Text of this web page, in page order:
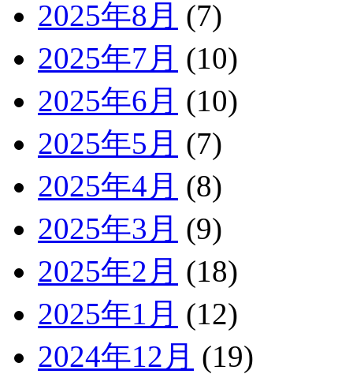
2025年8月 (7)
2025年7月 (10)
2025年6月 (10)
2025年5月 (7)
2025年4月 (8)
2025年3月 (9)
2025年2月 (18)
2025年1月 (12)
2024年12月 (19)